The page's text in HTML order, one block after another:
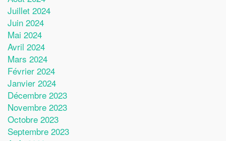
Juillet 2024
Juin 2024
Mai 2024
Avril 2024
Mars 2024
Février 2024
Janvier 2024
Décembre 2023
Novembre 2023
Octobre 2023
Septembre 2023